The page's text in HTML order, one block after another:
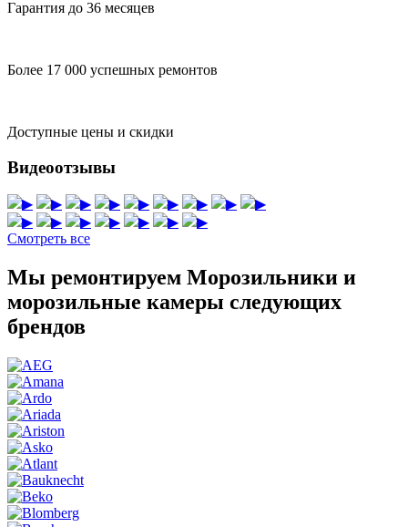
Гарантия до 36 месяцев
Более 17 000 успешных ремонтов
Доступные цены и скидки
Видеоотзывы
▶ ▶ ▶ ▶ ▶ ▶ ▶ ▶
▶
▶
▶ ▶ ▶ ▶ ▶
▶
Смотреть все
Мы ремонтируем Морозильники и
морозильные камеры следующих
брендов